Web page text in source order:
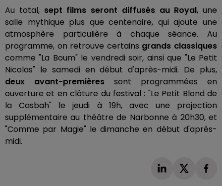
Au total, sept films seront diffusés au Royal, une
salle mythique plus que centenaire, qui ajoute une
atmosphère particulière à chaque séance. Au
programme, on retrouve certains grands classiques
comme "La Boum" le vendredi soir, ainsi que "Le Petit
Nicolas" le samedi en début d'après-midi. De plus,
deux avant-premières sont programmées en
ouverture et en clôture du festival : "Le Petit Blond de
la Casbah" le jeudi à 19h, avec une projection
supplémentaire au théâtre de Narbonne à 20h30, et
"Comme par Magie" le dimanche en début d'après-
midi.